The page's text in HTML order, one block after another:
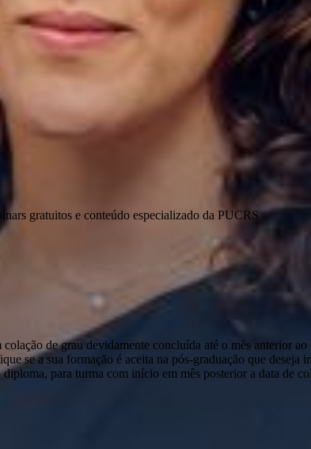
gratuitos e conteúdo especializado da PUCRS
de grau devidamente concluída até o mês anterior
se a sua formação é aceita na pós-graduação que
para turma com início em mês posterior a data de